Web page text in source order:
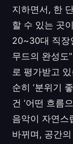
지하면서, 한
할 수 있는 곳
20~30대 직장
무드의 완성도
로 평가받고
순히 ‘분위기
건 ‘어떤 흐름
음악이 자연스
바뀌며, 공간